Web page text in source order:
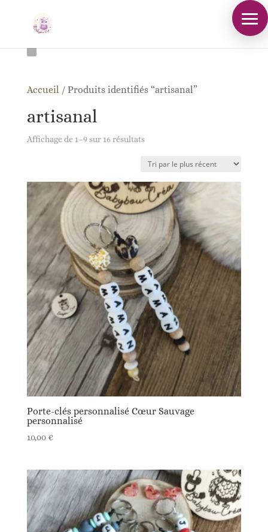
Accueil / Produits identifiés “artisanal”
artisanal
Affichage de 1–9 sur 16 résultatsTrié
plus
récent
au
ancien
Porte-clés personnalisé Cœur Sauvage
personnalisé
10,00 €